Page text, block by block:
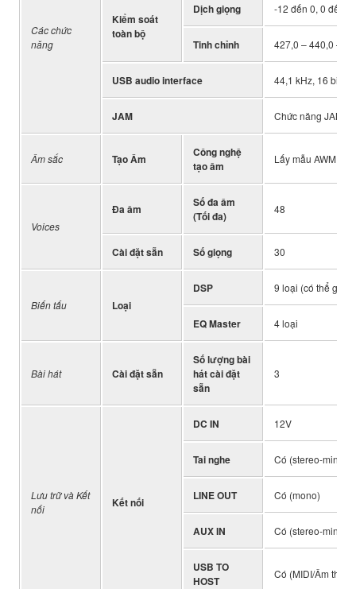
Các chức
năng
Kiểm soát
toàn bộ
Dịch giọng -12 đến 0, 0 đến
Tinh chỉnh 427,0 – 440,0 –
USB audio interface 44,1 kHz, 16 bit,
JAM Chức năng JAM
Âm sắc Tạo Âm
Công nghệ
tạo âm
Lấy mẫu AWM
Voices
Đa âm
Số đa âm
(Tối đa)
48
Cài đặt sẵn Số giọng 30
Biến tấu Loại
DSP 9 loại (có thể gán
EQ Master 4 loại
Bài hát Cài đặt sẵn
Số lượng bài
hát cài đặt
sẵn
3
Lưu trữ và Kết
nối
Kết nối
DC IN 12V
Tai nghe Có (stereo-mini)
LINE OUT Có (mono)
AUX IN Có (stereo-mini)
USB TO
HOST
Có (MIDI/Âm